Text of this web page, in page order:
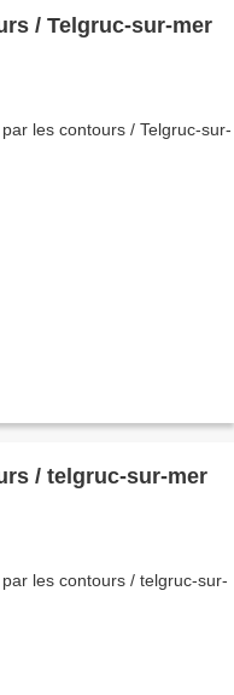
/ Telgruc-sur-mer
/ telgruc-sur-mer